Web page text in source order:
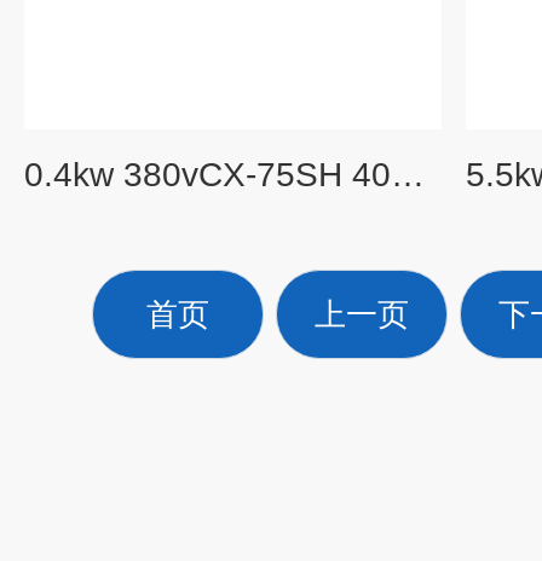
0.4kw 380vCX-75SH 400W隔热型透浦式耐高温风机
首页 上一页 下